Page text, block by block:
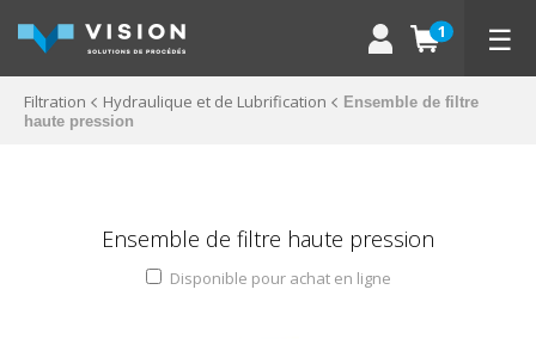
1 ☰
Filtration Hydraulique et de Lubrification
Ensemble de filtre
haute pression
Ensemble de filtre haute pression
Disponible pour achat en ligne